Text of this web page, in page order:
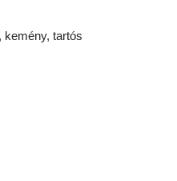
kemény, tartós